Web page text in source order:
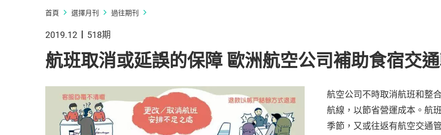
首頁 選擇月刊 過往期刊
2019.12 518期
航班取消或延誤的保障 歐洲航空公司補助食宿交
航空公司不時取消航班和整
航線，以節省營運成本。航
季節，又或往返有航空交通